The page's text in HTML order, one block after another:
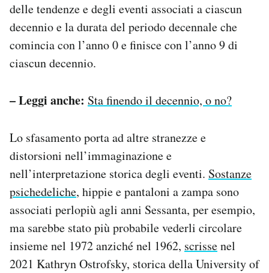
delle tendenze e degli eventi associati a ciascun
decennio e la durata del periodo decennale che
comincia con l’anno 0 e finisce con l’anno 9 di
ciascun decennio.
– Leggi anche: Sta finendo il decennio, o no?
Lo sfasamento porta ad altre stranezze e
distorsioni nell’immaginazione e
nell’interpretazione storica degli eventi. Sostanze
psichedeliche, hippie e pantaloni a zampa sono
associati perlopiù agli anni Sessanta, per esempio,
ma sarebbe stato più probabile vederli circolare
insieme nel 1972 anziché nel 1962, scrissenel
2021 Kathryn Ostrofsky, storica della University of